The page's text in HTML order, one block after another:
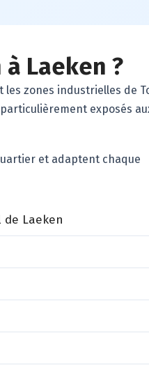
Laeken ?
les zones industrielles de
exposés
et adaptent chaque
Laeken